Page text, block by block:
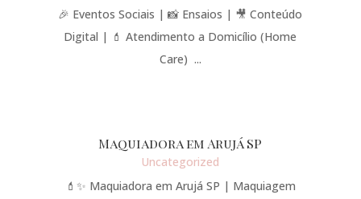
🎉 Eventos Sociais | 📸 Ensaios | 🎥 Conteúdo
Digital | 💄 Atendimento a Domicílio (Home
Care) ...
Maquiadora em Arujá SP
Uncategorized
💄✨ Maquiadora em Arujá SP | Maquiagem